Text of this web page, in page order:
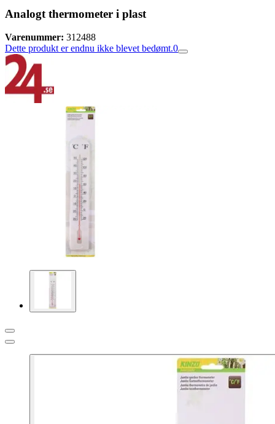
Analogt thermometer i plast
Varenummer: 312488
Dette produkt er endnu ikke blevet bedømt.0